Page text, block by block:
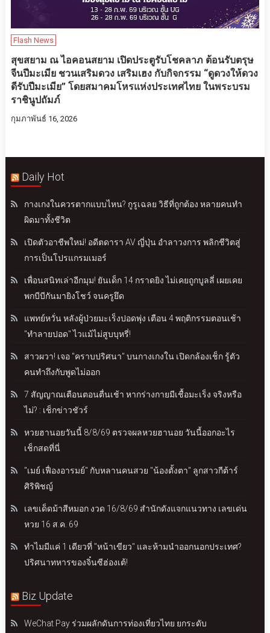
Flash News
สุขสยาม ณ ไอคอนสยาม เปิดประตูรับโชคลาภ ต้อนรับตรุษ
จีนปีมะเมีย ชวนเสริมดวง เสริมเฮง กับกิจกรรม “ดูดวงให้ดวง
ดีรับปีมะเมีย” โดยสมาคมโหรแห่งประเทศไทย ในพระบรม
ราชินูปถัมภ์
กุมภาพันธ์ 16, 2026
Daily Hot
กางเกงในควรตากแบบไหน? กูรูเฉลย วิธีที่ถูกต้อง หลายคนทำ
ผิดมาทั้งชีวิต
เปิดตัวอาชีพใหม่! อดีตดารา AV ญี่ปุ่น อำลาวงการ พลิกชีวิตสู่
การเป็นโปรแกรมเมอร์
เพื่อนสนิทเล่าอีกมุม! ยันเด็ก 14 กราดยิง ไม่เคยถูกบูลลี่ เผยเคย
พกบีบีกันมายิงโชว์ จนครูยึด
แพทย์หวั่น หลังผู้ป่วยมะเร็งปอดพุ่ง เตือน 4 พฤติกรรมตอนเช้า
"ทำลายปอด" ไวแม้ไม่สูบบุหรี่!
สาวผวา! เจอ "คราบปริศนา" บนกางเกงใน เปิดกล้องเช็ก รู้ตัว
คนทำถึงกับพูดไม่ออก
7 สัญญาณเตือนตอนตื่นเช้า หากร่างกายมีเชื้อมะเร็ง จริงหรือ
ไม่? : เช็กข่าวชัวร์
หวยฮานอยวันนี้ 8/8/69 ตรวจผลหวยฮานอย วันนี้ออกอะไร
เช็กสดที่นี่
"เมย์ เฟื่องอารมย์" กับหลานคนสวย "น้องตั้งตา" ลูกสาวกีต้าร์
ศิริพิชญ์
เลขเด็ดม้าสีหมอก งวด 16/8/69 สำนักดังแจกแนวทาง เลขเด่น
หวย 16 ส.ค. 69
ทำไมมีแค่ 1 เดียวที่ "หน้าเขียว" และห้ามนำออกนอกประเทศ?
ปริศนาทหารของจิ๋นซีฮ่องเต้!
Biz Update
WeChat Pay ร่วมผลักดันการท่องเที่ยวไทย ยกระดับ